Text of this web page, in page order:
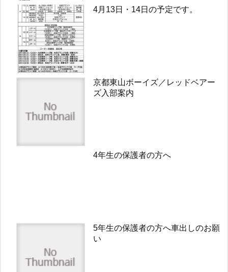
4月13日・14日の予定です。
京都東山ボーイズ／レッドベアー
ズ入部案内
4年生の保護者の方へ
5年生の保護者の方へ車出しのお願
い